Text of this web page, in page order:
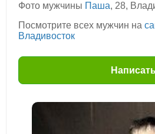
Фото мужчины Паша, 28,
Посмотрите всех мужчин на
Владивосток